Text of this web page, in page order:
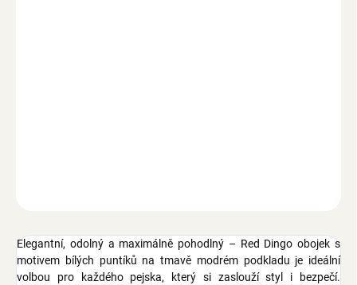
Elegantní, odolný a maximálně pohodlný – Red Dingo obojek s
motivem bílých puntíků na tmavě modrém podkladu je ideální
volbou pro každého pejska, který si zaslouží styl i bezpečí.